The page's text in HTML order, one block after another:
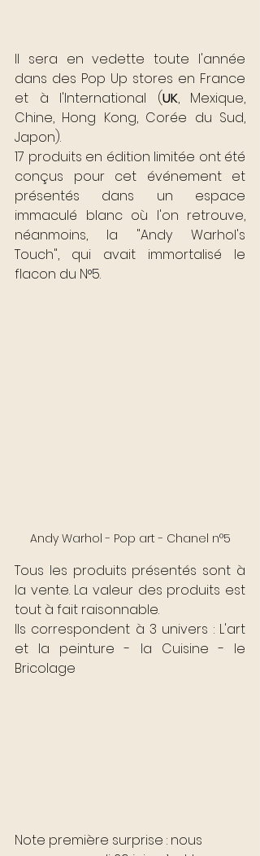
Il sera en vedette toute l'année
dans des Pop Up stores en France
et à l'International (UK, Mexique,
Chine, Hong Kong, Corée du Sud,
Japon).
17 produits en édition limitée ont été
conçus pour cet événement et
présentés dans un espace
immaculé blanc où l'on retrouve,
néanmoins, la "Andy Warhol's
Touch", qui avait immortalisé le
flacon du N°5.
Andy Warhol - Pop art - Chanel n°5
Tous les produits présentés sont à
la vente. La valeur des produits est
tout à fait raisonnable.
Ils correspondent à 3 univers : L'art
et la peinture - la Cuisine - le
Bricolage
Note première surprise : nous